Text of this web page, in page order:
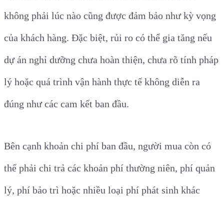
không phải lúc nào cũng được đảm bảo như kỳ vọng
của khách hàng. Đặc biệt, rủi ro có thể gia tăng nếu
dự án nghỉ dưỡng chưa hoàn thiện, chưa rõ tính pháp
lý hoặc quá trình vận hành thực tế không diễn ra
đúng như các cam kết ban đầu.
Bên cạnh khoản chi phí ban đầu, người mua còn có
thể phải chi trả các khoản phí thường niên, phí quản
lý, phí bảo trì hoặc nhiều loại phí phát sinh khác